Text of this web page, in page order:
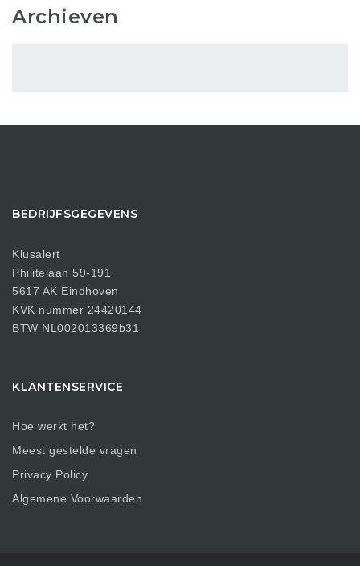
Archieven
BEDRIJFSGEGEVENS
Klusalert
Philitelaan 59-191
5617 AK Eindhoven
KVK nummer 24420144
BTW NL002013369b31
KLANTENSERVICE
Hoe werkt het?
Meest gestelde vragen
Privacy Policy
Algemene Voorwaarden